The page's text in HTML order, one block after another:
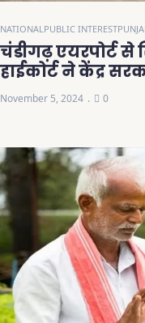
NATIONAL PUBLIC INTEREST
चंडीगढ़ एयरपोर्ट से
हाईकोर्ट ने केंद्र
November 5, 2024 0